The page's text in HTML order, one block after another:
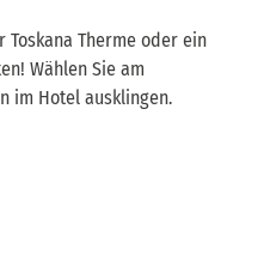
Therme oder ein
Wählen Sie am
im Hotel ausklingen.